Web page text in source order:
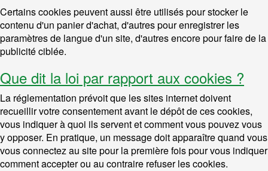
Certains cookies peuvent aussi être utilisés pour stocker le
contenu d'un panier d'achat, d'autres pour enregistrer les
paramètres de langue d'un site, d'autres encore pour faire de la
publicité ciblée.
Que dit la loi par rapport aux cookies ?
La réglementation prévoit que les sites internet doivent
recueillir votre consentement avant le dépôt de ces cookies,
vous indiquer à quoi ils servent et comment vous pouvez vous
y opposer. En pratique, un message doit apparaître quand vous
vous connectez au site pour la première fois pour vous indiquer
comment accepter ou au contraire refuser les cookies.